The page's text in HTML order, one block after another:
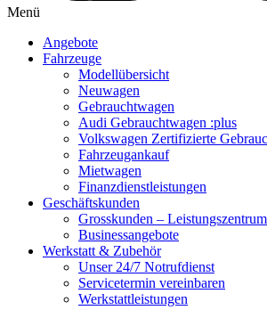
Menü
Angebote
Fahrzeuge
Modellübersicht
Neuwagen
Gebrauchtwagen
Audi Gebrauchtwagen :plus
Volkswagen Zertifizierte
Fahrzeugankauf
Mietwagen
Finanzdienstleistungen
Geschäftskunden
Grosskunden – Leistungszentrum
Businessangebote
Werkstatt & Zubehör
Unser 24/7 Notrufdienst
Servicetermin vereinbaren
Werkstattleistungen